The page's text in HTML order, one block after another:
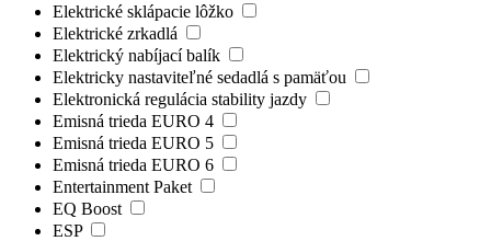
Elektrické sklápacie lôžko
Elektrické zrkadlá
Elektrický nabíjací balík
Elektricky nastaviteľné sedadlá s pamäťou
Elektronická regulácia stability jazdy
Emisná trieda EURO 4
Emisná trieda EURO 5
Emisná trieda EURO 6
Entertainment Paket
EQ Boost
ESP